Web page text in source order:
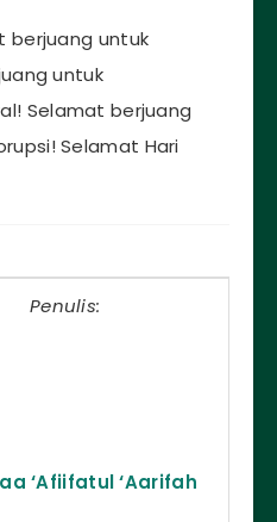
berjuang untuk
untuk
Selamat berjuang
Selamat Hari
Penulis:
‘Afiifatul ‘Aarifah